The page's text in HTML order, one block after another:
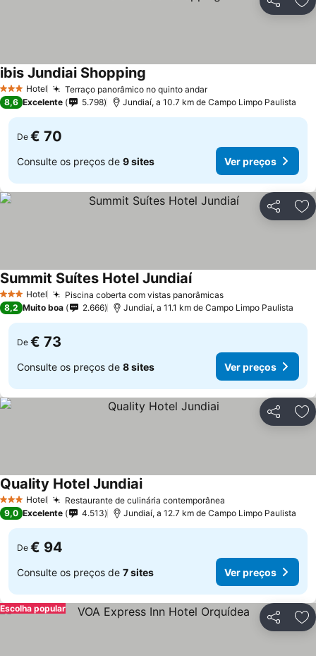
Partilhar
3 EstrelasHotel Terraço panorâmico no quinto andar
ibis Jundiai Shopping
8,6 Excelente 5.798 Jundiaí, a 10.7 km de Campo Limpo Paulista
De € 70
Consulte os preços de 9 sites Ver preços
Partilhar
3 EstrelasHotel Piscina coberta com vistas panorâmicas
Summit Suítes Hotel Jundiaí
8,2 Muito boa 2.666 Jundiaí, a 11.1 km de Campo Limpo Paulista
De € 73
Consulte os preços de 8 sites Ver preços
Partilhar
3 EstrelasHotel Restaurante de culinária contemporânea
Quality Hotel Jundiai
9,0 Excelente 4.513 Jundiaí, a 12.7 km de Campo Limpo Paulista
De € 94
Consulte os preços de 7 sites Ver preços
Partilhar
Escolha popular